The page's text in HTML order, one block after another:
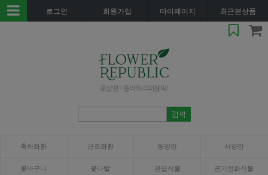
로그인 회원가입 마이페이지 최근본상품
축하화환 근조화환 동양란 서양란
꽃바구니 꽃다발 관엽식물 공기정화식물